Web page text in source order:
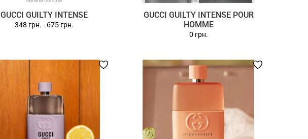
GUCCI GUILTY INTENSE
348 грн. - 675 грн.
GUCCI GUILTY INTENSE POUR
HOMME
0 грн.